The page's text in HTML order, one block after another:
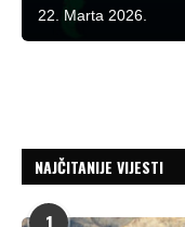
22. Marta 2026.
NAJČITANIJE VIJESTI